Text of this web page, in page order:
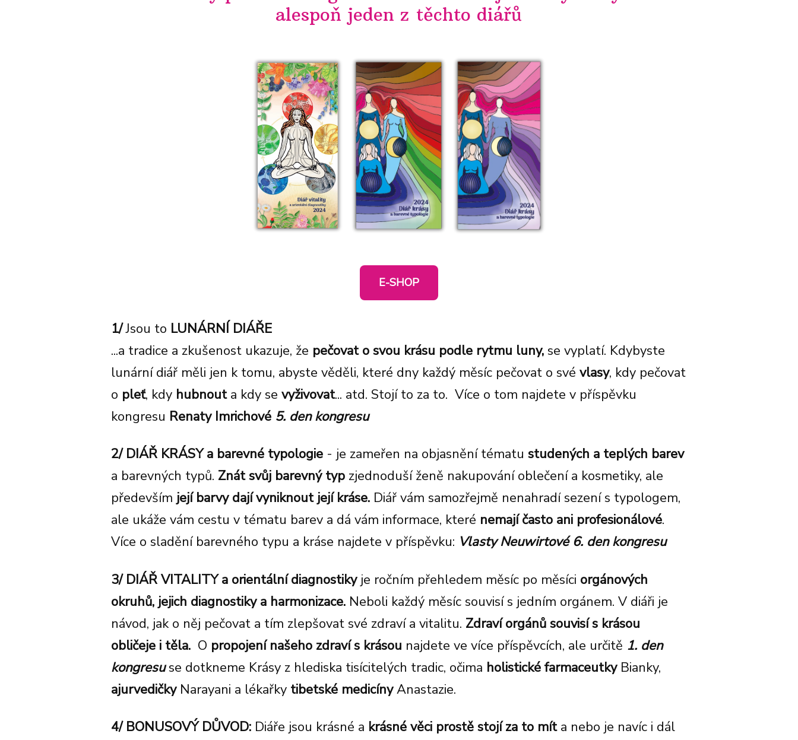
alespoň jeden z těchto diářů
E-SHOP
1/Jsou to LUNÁRNÍ DIÁŘE
...a tradice a zkušenost ukazuje, že pečovat o svou krásu podle rytmu luny, se vyplatí. Kdybyste
lunární diář měli jen k tomu, abyste věděli, které dny každý měsíc pečovat o své vlasy, kdy pečovat
o pleť, kdy hubnouta kdy se vyživovat... atd. Stojí to za to. Více o tom najdete v příspěvku
kongresu Renaty Imrichové 5. den kongresu
2/ DIÁŘ KRÁSY a barevné typologie - je zameřen na objasnění tématu studených a teplých barev
a barevných typů. Znát svůj barevný typ zjednoduší ženě nakupování oblečení a kosmetiky, ale
předevšímjejí barvy dají vyniknout její kráse. Diář vám samozřejmě nenahradí sezení s typologem,
ale ukáže vám cestu v tématu barev a dá vám informace, které nemají často ani profesionálové.
Více o sladění barevného typu a kráse najdete v příspěvku: Vlasty Neuwirtové 6. den kongresu
3/ DIÁŘ VITALITY a orientální diagnostikyje ročním přehledem měsíc po měsíci orgánových
okruhů, jejich diagnostiky a harmonizace. Neboli každý měsíc souvisí s jedním orgánem. V diáři je
návod, jak o něj pečovat a tím zlepšovat své zdraví a vitalitu. Zdraví orgánů souvisí s krásou
obličeje i těla. O propojení našeho zdraví s krásou najdete ve více příspěvcích, ale určitě 1. den
kongresuse dotkneme Krásy z hlediska tisícitelých tradic, očima holistické farmaceutkyBianky,
ajurvedičkyNarayani a lékařky tibetské medicínyAnastazie.
4/ BONUSOVÝ DŮVOD: Diáře jsou krásné a krásné věci prostě stojí za to míta nebo je navíc i dál